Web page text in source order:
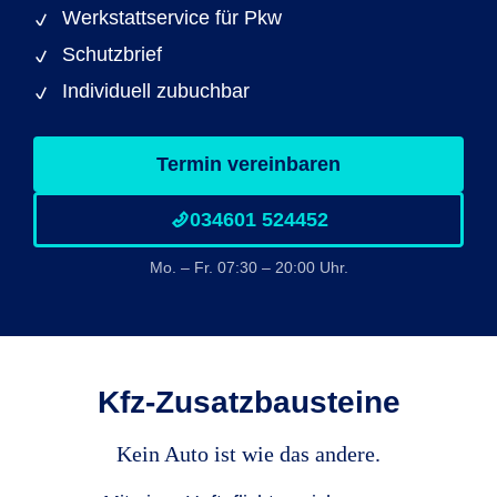
Werkstattservice für Pkw
Schutzbrief
Individuell zubuchbar
Termin vereinbaren
034601 524452
Mo. – Fr. 07:30 – 20:00 Uhr.
Kfz-Zusatzbausteine
Kein Auto ist wie das andere.